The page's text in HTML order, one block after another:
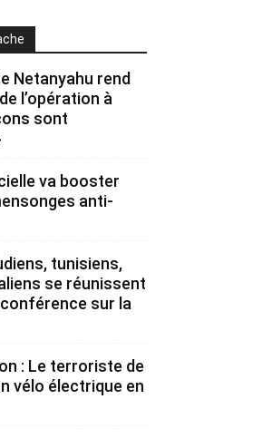
Netanyahu rend
l’opération à
sont
va booster
anti-
tunisiens,
se réunissent
sur la
: Le terroriste de
vélo électrique en